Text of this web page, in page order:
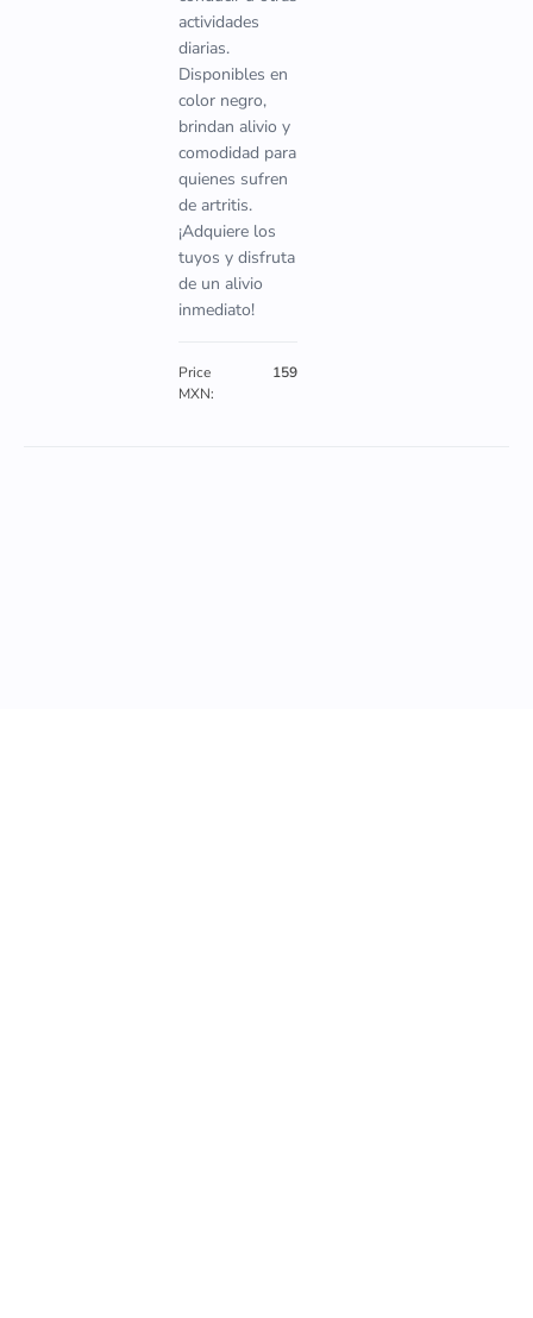
actividades
diarias.
Disponibles en
color negro,
brindan alivio y
comodidad para
quienes sufren
de artritis.
¡Adquiere los
tuyos y disfruta
de un alivio
inmediato!
Price
MXN:
159